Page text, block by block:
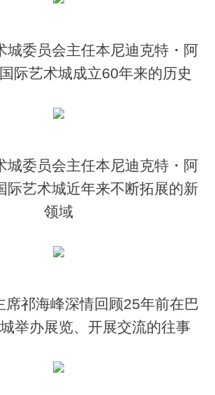
城委员会主任本尼迪克特・阿
际艺术城成立60年来的历史
城委员会主任本尼迪克特・阿
际艺术城近年来不断拓展的新
领域
席祁海峰深情回顾25年前在巴
举办展览、开展交流的往事